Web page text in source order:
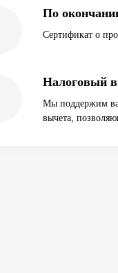
По
Сертификат о
Налоговый
Мы поддержим
вычета,